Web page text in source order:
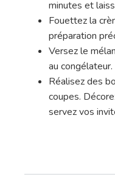
minutes et
Fouettez la
préparation
Versez le
au congélateur.
Réalisez des
coupes.
servez vos